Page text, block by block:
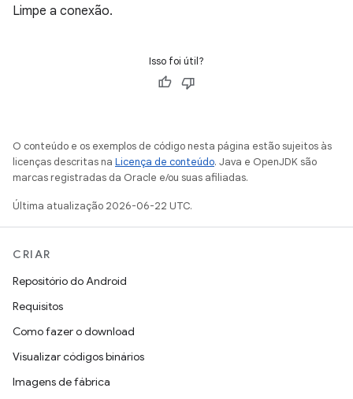
Limpe a conexão.
Isso foi útil?
O conteúdo e os exemplos de código nesta página estão sujeitos às
licenças descritas na Licença de conteúdo. Java e OpenJDK são
marcas registradas da Oracle e/ou suas afiliadas.
Última atualização 2026-06-22 UTC.
CRIAR
Repositório do Android
Requisitos
Como fazer o download
Visualizar códigos binários
Imagens de fábrica